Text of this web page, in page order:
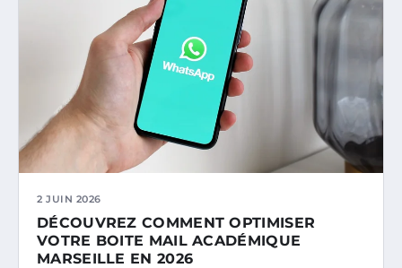
2 JUIN 2026
DÉCOUVREZ COMMENT OPTIMISER
VOTRE BOITE MAIL ACADÉMIQUE
MARSEILLE EN 2026